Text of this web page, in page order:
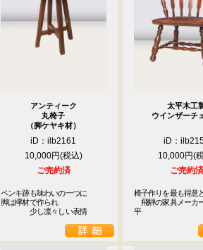
アンティーク
丸椅子
（脚ケヤキ材）
iD：ilb2161
10,000円
ご売約済
ペンキ跡も味わいの一つに
脚は欅材で作られ
少し凛々しい表情
太平木工
ウインザーチ
iD：
10,000円
ご売約済
椅子作りを最も得意
飛騨の家具メーカ
平